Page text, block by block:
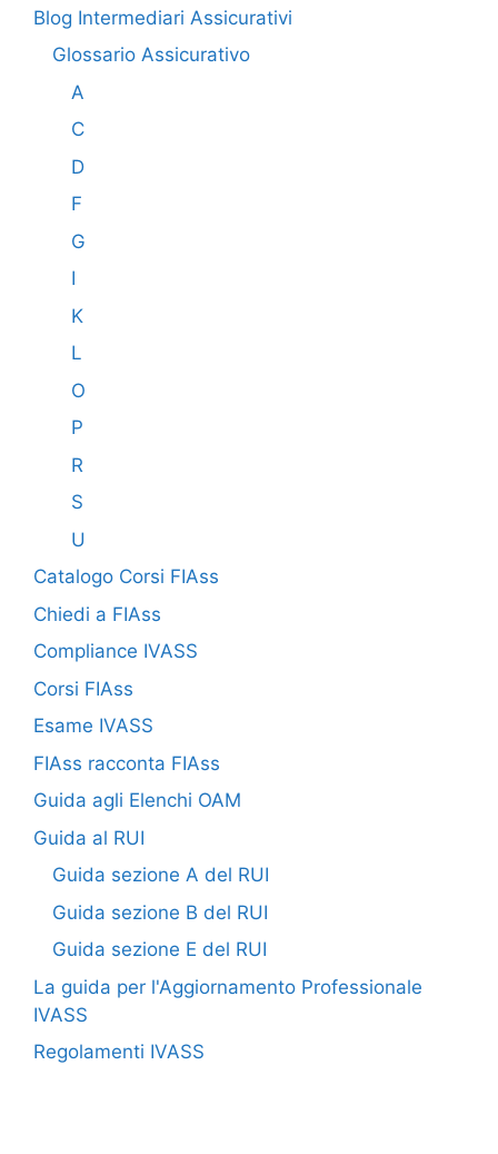
Blog Intermediari Assicurativi
Glossario Assicurativo
A
C
D
F
G
I
K
L
O
P
R
S
U
Catalogo Corsi FIAss
Chiedi a FIAss
Compliance IVASS
Corsi FIAss
Esame IVASS
FIAss racconta FIAss
Guida agli Elenchi OAM
Guida al RUI
Guida sezione A del RUI
Guida sezione B del RUI
Guida sezione E del RUI
La guida per l'Aggiornamento Professionale
IVASS
Regolamenti IVASS